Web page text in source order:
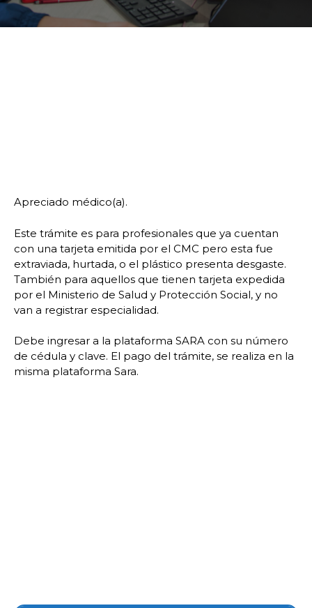
Apreciado médico(a).
Este trámite es para profesionales que ya cuentan
con una tarjeta emitida por el CMC pero esta fue
extraviada, hurtada, o el plástico presenta desgaste.
También para aquellos que tienen tarjeta expedida
por el Ministerio de Salud y Protección Social, y no
van a registrar especialidad.
Debe ingresar a la plataforma SARA con su número
de cédula y clave. El pago del trámite, se realiza en la
misma plataforma Sara.